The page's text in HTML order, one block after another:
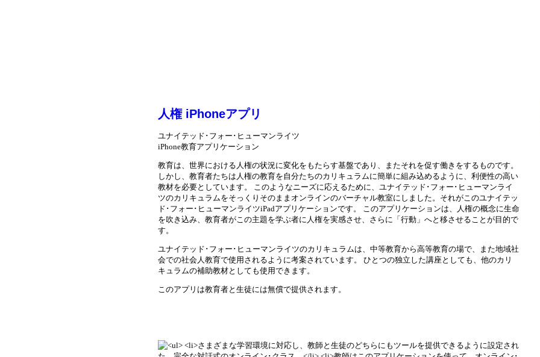
人権 iPhoneアプリ
ユナイテッド･フォー･ヒューマンライツ
iPhone教育アプリケーション
教育は、世界における人権の状況に変化をもたらす基盤であり、またそれを促す働きをするものです。
しかし、教育者たちは人権の教育を自分たちのカリキュラムに簡単に組み込めるように、利便性の高い
教材を必要としています。 このようなニーズに応えるために、ユナイテッド･フォー･ヒューマンライ
ツのカリキュラムをそっくりそのままオンラインのバーチャル教室にしました。それがこのユナイテッ
ド･フォー･ヒューマンライツiPadアプリケーションです。 このアプリケーションは、人権の概念に生命
を吹き込み、教育者がこの主題を学ぶ者に人権を実感させ、さらに「行動」へと移させることが目的で
す。
ユナイテッド･フォー･ヒューマンライツのカリキュラムは、中等教育から高等教育の場で、また地域社
会での社会人教育で使用されるように考案されています。 ひとつの独立した講座としても、他のカリ
キュラムの補助教材としても使用できます。
このアプリは教育者と生徒には無償で提供されます。